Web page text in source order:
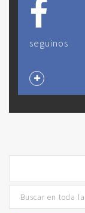
seguinos